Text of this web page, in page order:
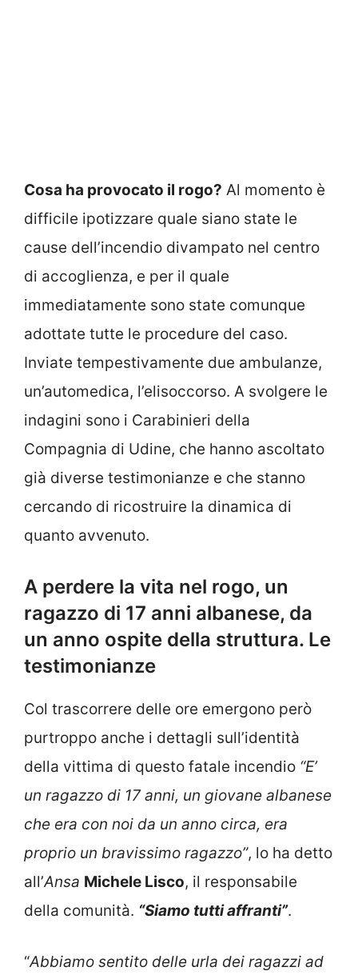
Cosa ha provocato il rogo? Al momento è
difficile ipotizzare quale siano state le
cause dell’incendio divampato nel centro
di accoglienza, e per il quale
immediatamente sono state comunque
adottate tutte le procedure del caso.
Inviate tempestivamente due ambulanze,
un’automedica, l’elisoccorso. A svolgere le
indagini sono i Carabinieri della
Compagnia di Udine, che hanno ascoltato
già diverse testimonianze e che stanno
cercando di ricostruire la dinamica di
quanto avvenuto.
A perdere la vita nel rogo, un
ragazzo di 17 anni albanese, da
un anno ospite della struttura. Le
testimonianze
Col trascorrere delle ore emergono però
purtroppo anche i dettagli sull’identità
della vittima di questo fatale incendio “E’
un ragazzo di 17 anni, un giovane albanese
che era con noi da un anno circa, era
proprio un bravissimo ragazzo”, lo ha detto
all’Ansa Michele Lisco, il responsabile
della comunità. “Siamo tutti affranti”.
“Abbiamo sentito delle urla dei ragazzi ad